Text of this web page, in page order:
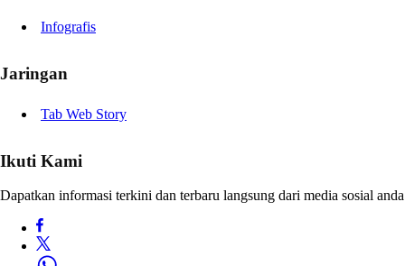
Infografis
Jaringan
Tab Web Story
Ikuti Kami
Dapatkan informasi terkini dan terbaru langsung dari media sosial anda